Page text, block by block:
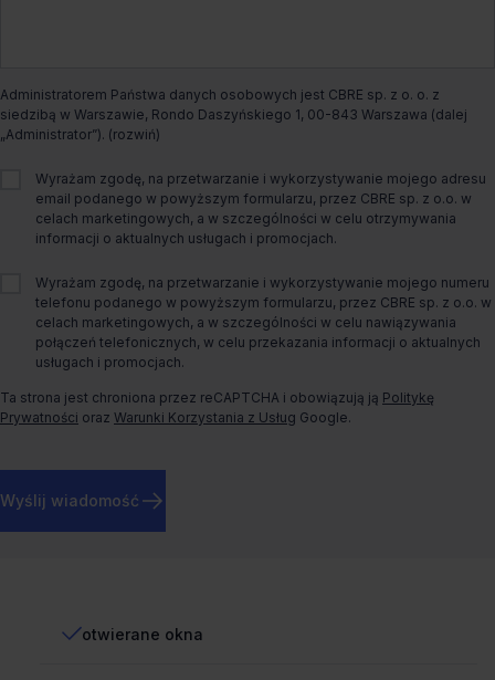
Dostępny od Od zaraz
Status budynku Istniejący
Rodzaj biura Tradycyjne
Rok budowy 2009
Więcej informacji
Wskaźnik miejsc
1/90
otwierane okna
Administratorem Państwa danych osobowych jest CBRE sp. z o. o. z
siedzibą w Warszawie, Rondo Daszyńskiego 1, 00-843 Warszawa (dalej
„Administrator”).
Wyrażam zgodę, na przetwarzanie i wykorzystywanie mojego adresu
email podanego w powyższym formularzu, przez CBRE sp. z o.o. w
celach marketingowych, a w szczególności w celu otrzymywania
informacji o aktualnych usługach i promocjach.
Wyrażam zgodę, na przetwarzanie i wykorzystywanie mojego numeru
telefonu podanego w powyższym formularzu, przez CBRE sp. z o.o. w
celach marketingowych, a w szczególności w celu nawiązywania
połączeń telefonicznych, w celu przekazania informacji o aktualnych
usługach i promocjach.
Ta strona jest chroniona przez reCAPTCHA i obowiązują ją Politykę
Prywatności oraz Warunki Korzystania z Usług Google.
Wyślij wiadomość